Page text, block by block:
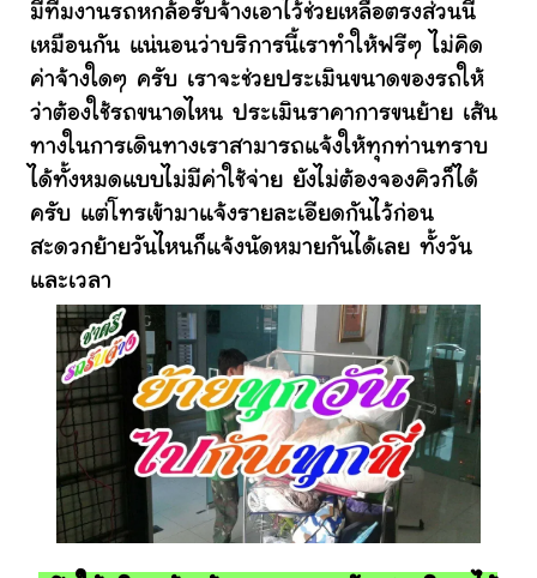
มีทีมงานรถหกล้อรับจ้างเอาไว้ช่วยเหลือตรงส่วนนี้
เหมือนกัน แน่นอนว่าบริการนี้เราทำให้ฟรีๆ ไม่คิด
ค่าจ้างใดๆ ครับ เราจะช่วยประเมินขนาดของรถให้
ว่าต้องใช้รถขนาดไหน ประเมินราคาการขนย้าย เส้น
ทางในการเดินทางเราสามารถแจ้งให้ทุกท่านทราบ
ได้ทั้งหมดแบบไม่มีค่าใช้จ่าย ยังไม่ต้องจองคิวก็ได้
ครับ แต่โทรเข้ามาแจ้งรายละเอียดกันไว้ก่อน
สะดวกย้ายวันไหนก็แจ้งนัดหมายกันได้เลย ทั้งวัน
และเวลา